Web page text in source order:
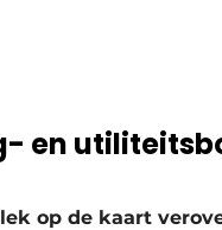
en
op de kaart